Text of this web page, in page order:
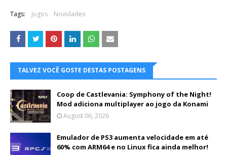
Tags: Jogos Novidades
TALVEZ VOCÊ GOSTE DESTAS POSTAGENS
Coop de Castlevania: Symphony of the Night!
Mod adiciona multiplayer ao jogo da Konami
August 06, 2026
Emulador de PS3 aumenta velocidade em até
60% com ARM64 e no Linux fica ainda melhor!